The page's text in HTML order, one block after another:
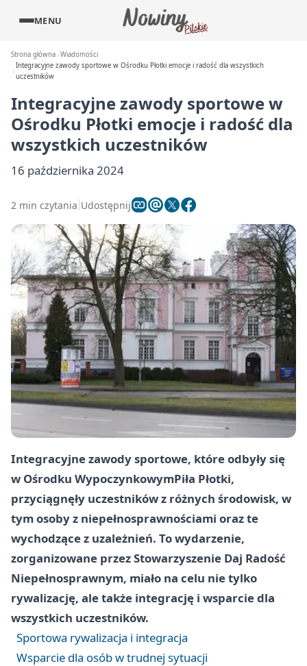
MENU
Strona główna Wiadomości
Integracyjne zawody sportowe w Ośrodku Płotki emocje i radość dla wszystkich
uczestników
Integracyjne zawody sportowe w
Ośrodku Płotki emocje i radość dla
wszystkich uczestników
16 października 2024
2 min czytania Udostępnij
Integracyjne zawody sportowe, które odbyły się
w Ośrodku WypoczynkowymPiła Płotki,
przyciągnęły uczestników z różnych środowisk, w
tym osoby z niepełnosprawnościami oraz te
wychodzące z uzależnień. To wydarzenie,
zorganizowane przez Stowarzyszenie Daj Radość
Niepełnosprawnym, miało na celu nie tylko
rywalizację, ale także integrację i wsparcie dla
wszystkich uczestników.
Sportowa rywalizacja i integracja
Wsparcie dla osób w trudnej sytuacji